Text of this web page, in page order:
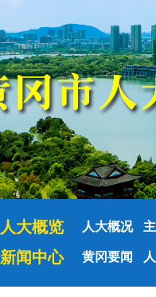
人大概览 人大概况
新闻中心 黄冈要闻